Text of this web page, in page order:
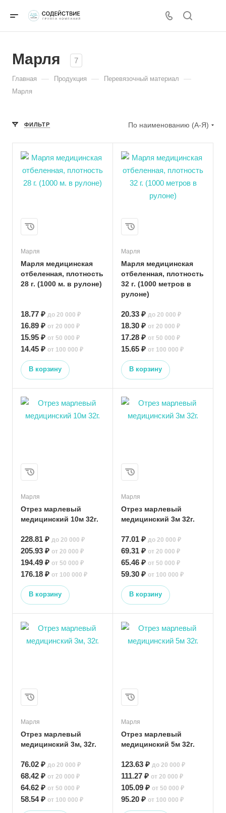
Марля 7
Главная — Продукция — Перевязочный материал —
Марля
ФИЛЬТР По наименованию (А-Я)
Марля
Марля медицинская
отбеленная, плотность
28 г. (1000 м. в рулоне)
18.77 ₽ до 20 000 ₽
16.89 ₽ от 20 000 ₽
15.95 ₽ от 50 000 ₽
14.45 ₽ от 100 000 ₽
В корзину
Марля
Марля медицинская
отбеленная, плотность
32 г. (1000 метров в
рулоне)
20.33 ₽ до 20 000 ₽
18.30 ₽ от 20 000 ₽
17.28 ₽ от 50 000 ₽
15.65 ₽ от 100 000 ₽
В корзину
Марля
Отрез марлевый
медицинский 10м 32г.
228.81 ₽ до 20 000 ₽
205.93 ₽ от 20 000 ₽
194.49 ₽ от 50 000 ₽
176.18 ₽ от 100 000 ₽
В корзину
Марля
Отрез марлевый
медицинский 3м 32г.
77.01 ₽ до 20 000 ₽
69.31 ₽ от 20 000 ₽
65.46 ₽ от 50 000 ₽
59.30 ₽ от 100 000 ₽
В корзину
Марля
Отрез марлевый
медицинский 3м, 32г.
76.02 ₽ до 20 000 ₽
68.42 ₽ от 20 000 ₽
64.62 ₽ от 50 000 ₽
58.54 ₽ от 100 000 ₽
Марля
Отрез марлевый
медицинский 5м 32г.
123.63 ₽ до 20 000 ₽
111.27 ₽ от 20 000 ₽
105.09 ₽ от 50 000 ₽
95.20 ₽ от 100 000 ₽